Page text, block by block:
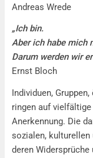
Andreas Wrede
„Ich bin.
Aber ich habe mich
Darum werden wir
Ernst Bloch
Individuen,
ringen auf
Anerkennung. Die
sozialen,
deren Widersprüche